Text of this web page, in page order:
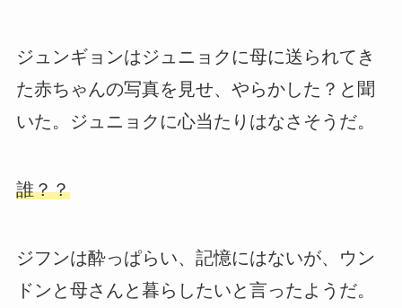
ジュンギョンはジュニョクに母に送られてき
た赤ちゃんの写真を見せ、やらかした？と聞
いた。ジュニョクに心当たりはなさそうだ。
誰？？
ジフンは酔っぱらい、記憶にはないが、ウン
ドンと母さんと暮らしたいと言ったようだ。